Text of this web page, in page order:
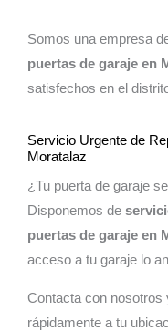
Somos una empresa
puertas de garaje en
satisfechos en el
Servicio Urgente de
Moratalaz
¿Tu puerta de garaje
Disponemos de
puertas de garaje en
acceso a tu garaje lo
Contacta con nosotros
rápidamente a tu